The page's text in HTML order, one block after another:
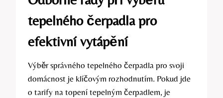
tepelného čerpadla pro
efektivní vytápění
Výběr správného tepelného čerpadla pro svoji
domácnost je klíčovým rozhodnutím. Pokud jde
o tarify na topení tepelným čerpadlem, je